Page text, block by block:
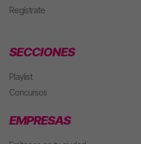
Regístrate
SECCIONES
Playlist
Concursos
EMPRESAS